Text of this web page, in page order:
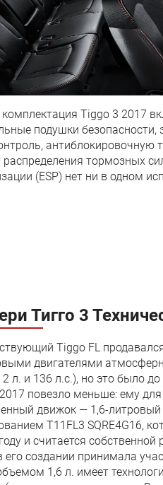
Tiggo 3 2017
подушки безопасности,
антиблокировочную
распределения тормозных
(ESP) нет ни в одном
Тигго 3
Tiggo FL
двигателями
2 л. и 136 л.с.), но это было
повезло меньше: ему
движок — 1,6-
T11FL3 SQRE4G16,
и считается собственной
его создании принимала
1,6 л. имеет